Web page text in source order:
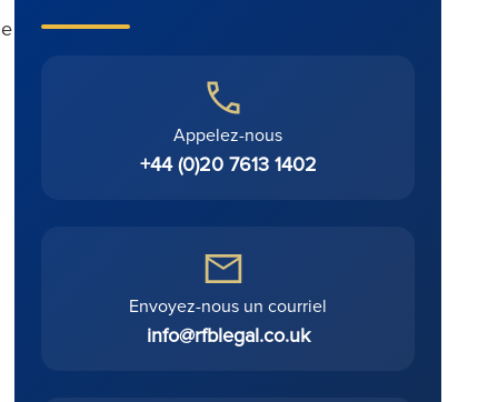
Appelez-nous
+44 (0)20 7613 1402
Envoyez-nous un courriel
info@rfblegal.co.uk